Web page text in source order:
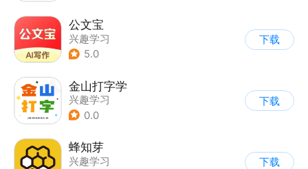
公文宝
兴趣学习
5.0
下载
金山打字学
兴趣学习
0.0
下载
蜂知芽
兴趣学习
下载